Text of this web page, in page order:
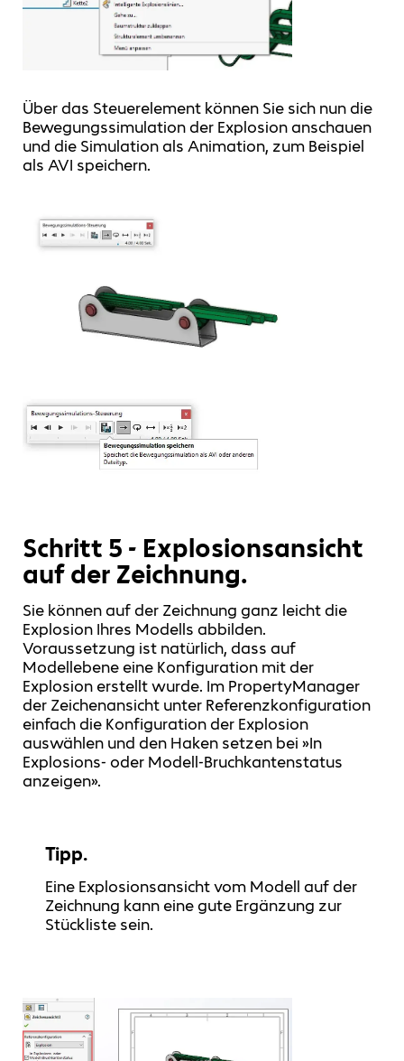
Über das Steuerelement können Sie sich nun die
Bewegungssimulation der Explosion anschauen
und die Simulation als Animation, zum Beispiel
als AVI speichern.
Schritt 5 - Explosionsansicht
auf der Zeichnung.
Sie können auf der Zeichnung ganz leicht die
Explosion Ihres Modells abbilden.
Voraussetzung ist natürlich, dass auf
Modellebene eine Konfiguration mit der
Explosion erstellt wurde. Im PropertyManager
der Zeichenansicht unter Referenzkonfiguration
einfach die Konfiguration der Explosion
auswählen und den Haken setzen bei »In
Explosions- oder Modell-Bruchkantenstatus
anzeigen».
Tipp.
Eine Explosionsansicht vom Modell auf der
Zeichnung kann eine gute Ergänzung zur
Stückliste sein.